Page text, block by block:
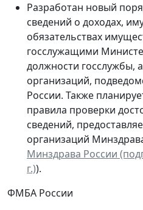
Разработан новый
сведений о доходах,
обязательствах
госслужащими
должности госслужбы,
организаций,
России. Также
правила проверки
сведений,
организаций
Минздрава России
г.)).
ФМБА России